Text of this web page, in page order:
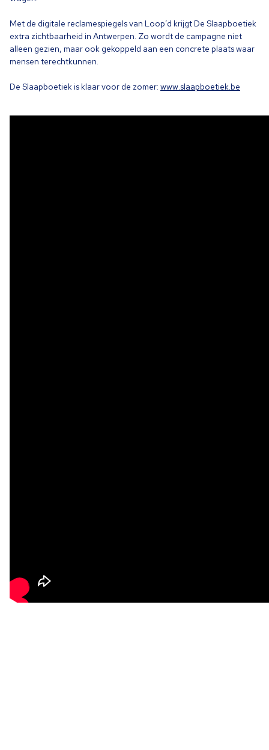
Met de digitale reclamespiegels van Loop’d krijgt De Slaapboetiek
extra zichtbaarheid in Antwerpen. Zo wordt de campagne niet
alleen gezien, maar ook gekoppeld aan een concrete plaats waar
mensen terechtkunnen.
De Slaapboetiek is klaar voor de zomer: www​.slaapboetiek​.be